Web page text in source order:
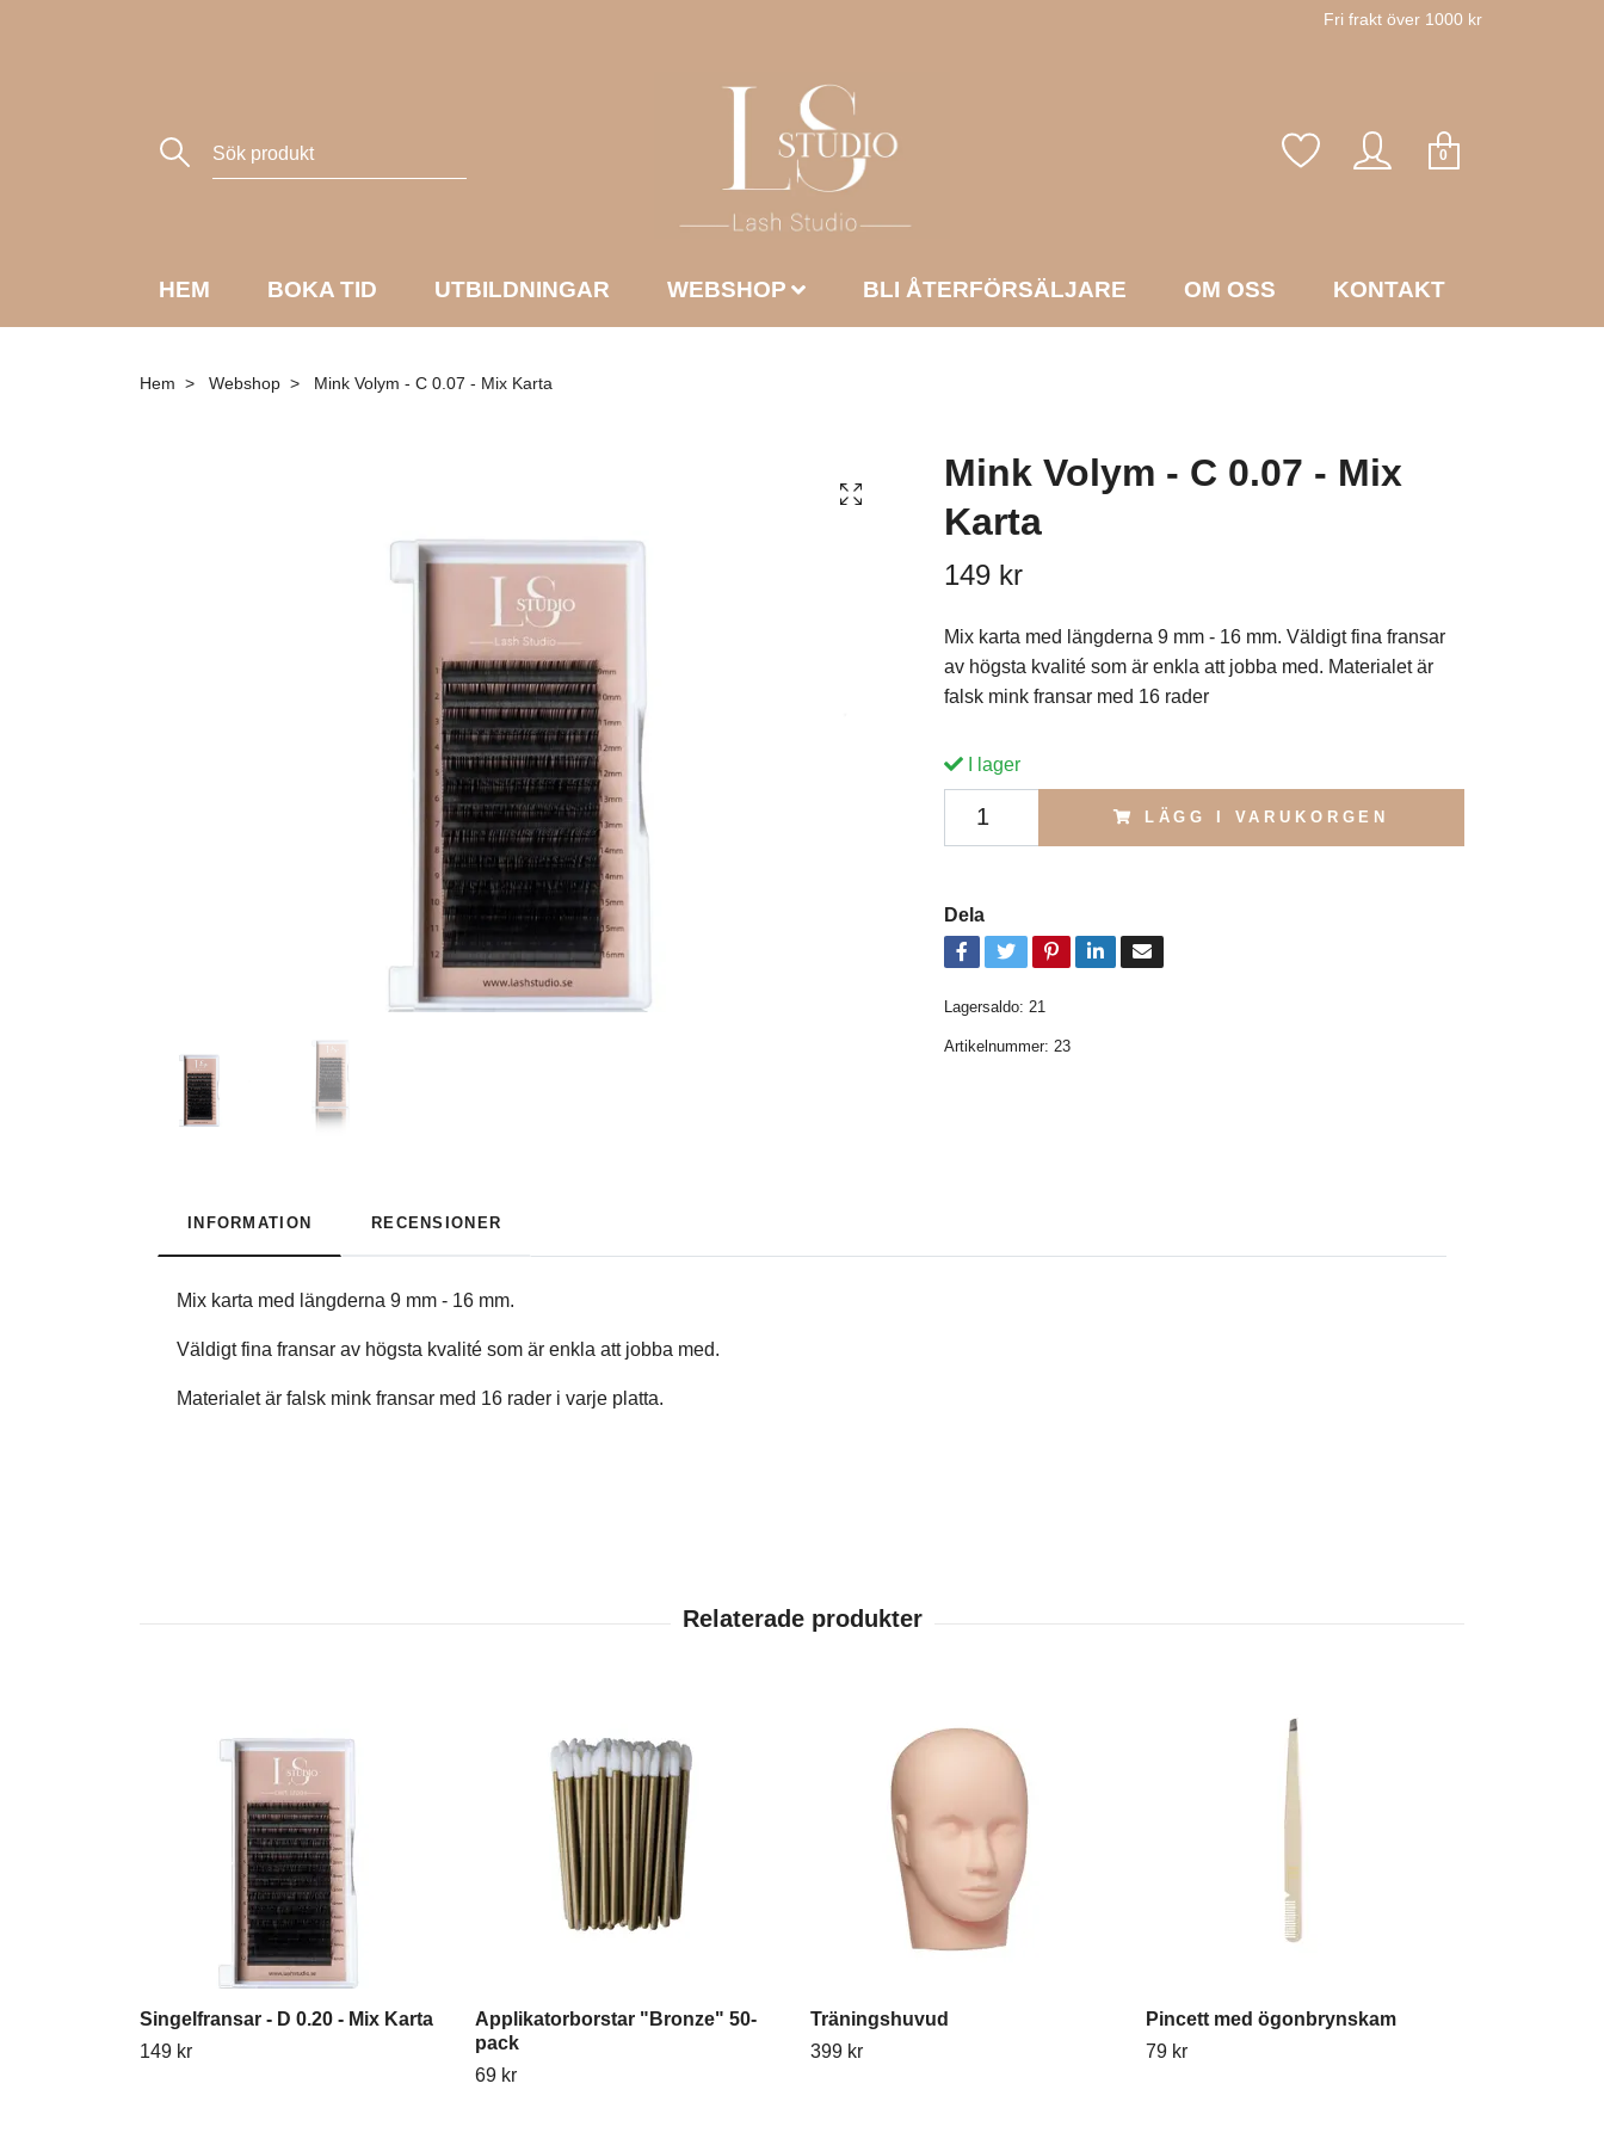
Fri frakt över 1000 kr
0
HEM BOKA TID UTBILDNINGAR WEBSHOP BLI ÅTERFÖRSÄLJARE OM OSS KONTAKT
Hem Webshop Mink Volym - C 0.07 - Mix Karta
Mink Volym - C 0.07 - Mix
Karta
149 kr
Mix karta med längderna 9 mm - 16 mm. Väldigt fina fransar
av högsta kvalité som är enkla att jobba med. Materialet är
falsk mink fransar med 16 rader
I lager
LÄGG I VARUKORGEN
Dela
Lagersaldo: 21
Artikelnummer: 23
INFORMATION RECENSIONER
Mix karta med längderna 9 mm - 16 mm.
Väldigt fina fransar av högsta kvalité som är enkla att jobba med.
Materialet är falsk mink fransar med 16 rader i varje platta.
Singelfransar - D 0.20 - Mix Karta
149 kr
Applikatorborstar "Bronze" 50-
pack
69 kr
Träningshuvud
399 kr
Pincett med ögonbrynskam
79 kr